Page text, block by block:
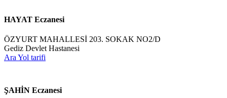
HAYAT Eczanesi
ÖZYURT MAHALLESİ 203. SOKAK NO2/D
Gediz Devlet Hastanesi
Ara Yol tarifi
ŞAHİN Eczanesi